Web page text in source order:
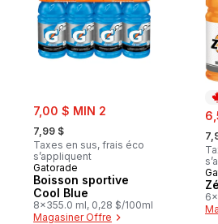
sale:
7,00 $ MIN 2
, formerly:
7,99 $
Taxes en sus, frais éco
s’appliquent
Gatorade
Boisson sportive
Cool Blue
8x355.0 ml, 0,28 $/100ml
Magasiner Offre
,